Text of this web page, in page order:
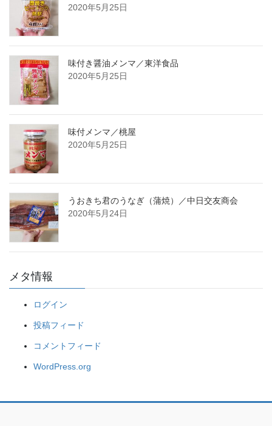
2020年5月25日
味付き醤油メンマ／東洋食品
2020年5月25日
味付メンマ／桃屋
2020年5月25日
うおきち君のうなぎ（蒲焼）／中日交友商会
2020年5月24日
メタ情報
ログイン
投稿フィード
コメントフィード
WordPress.org